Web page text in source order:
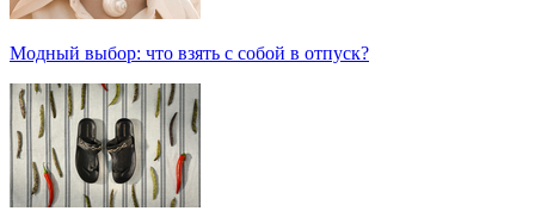
Модный выбор: что взять с собой в отпуск?